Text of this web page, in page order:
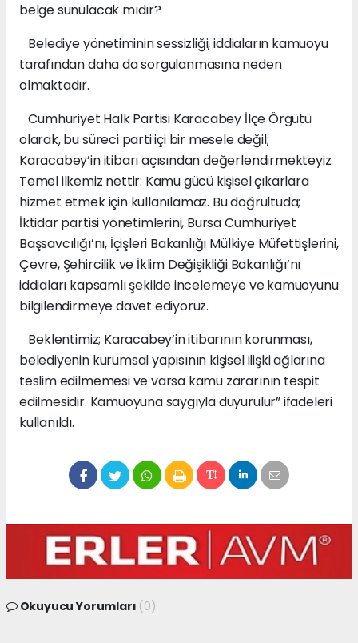
belge sunulacak mıdır?
Belediye yönetiminin sessizliği, iddiaların kamuoyu
tarafından daha da sorgulanmasına neden
olmaktadır.
Cumhuriyet Halk Partisi Karacabey İlçe Örgütü
olarak, bu süreci parti içi bir mesele değil;
Karacabey’in itibarı açısından değerlendirmekteyiz.
Temel ilkemiz nettir: Kamu gücü kişisel çıkarlara
hizmet etmek için kullanılamaz. Bu doğrultuda;
İktidar partisi yönetimlerini, Bursa Cumhuriyet
Başsavcılığı’nı, İçişleri Bakanlığı Mülkiye Müfettişlerini,
Çevre, Şehircilik ve İklim Değişikliği Bakanlığı’nı
iddiaları kapsamlı şekilde incelemeye ve kamuoyunu
bilgilendirmeye davet ediyoruz.
Beklentimiz; Karacabey’in itibarının korunması,
belediyenin kurumsal yapısının kişisel ilişki ağlarına
teslim edilmemesi ve varsa kamu zararının tespit
edilmesidir. Kamuoyuna saygıyla duyurulur” ifadeleri
kullanıldı.
Okuyucu Yorumları (0)